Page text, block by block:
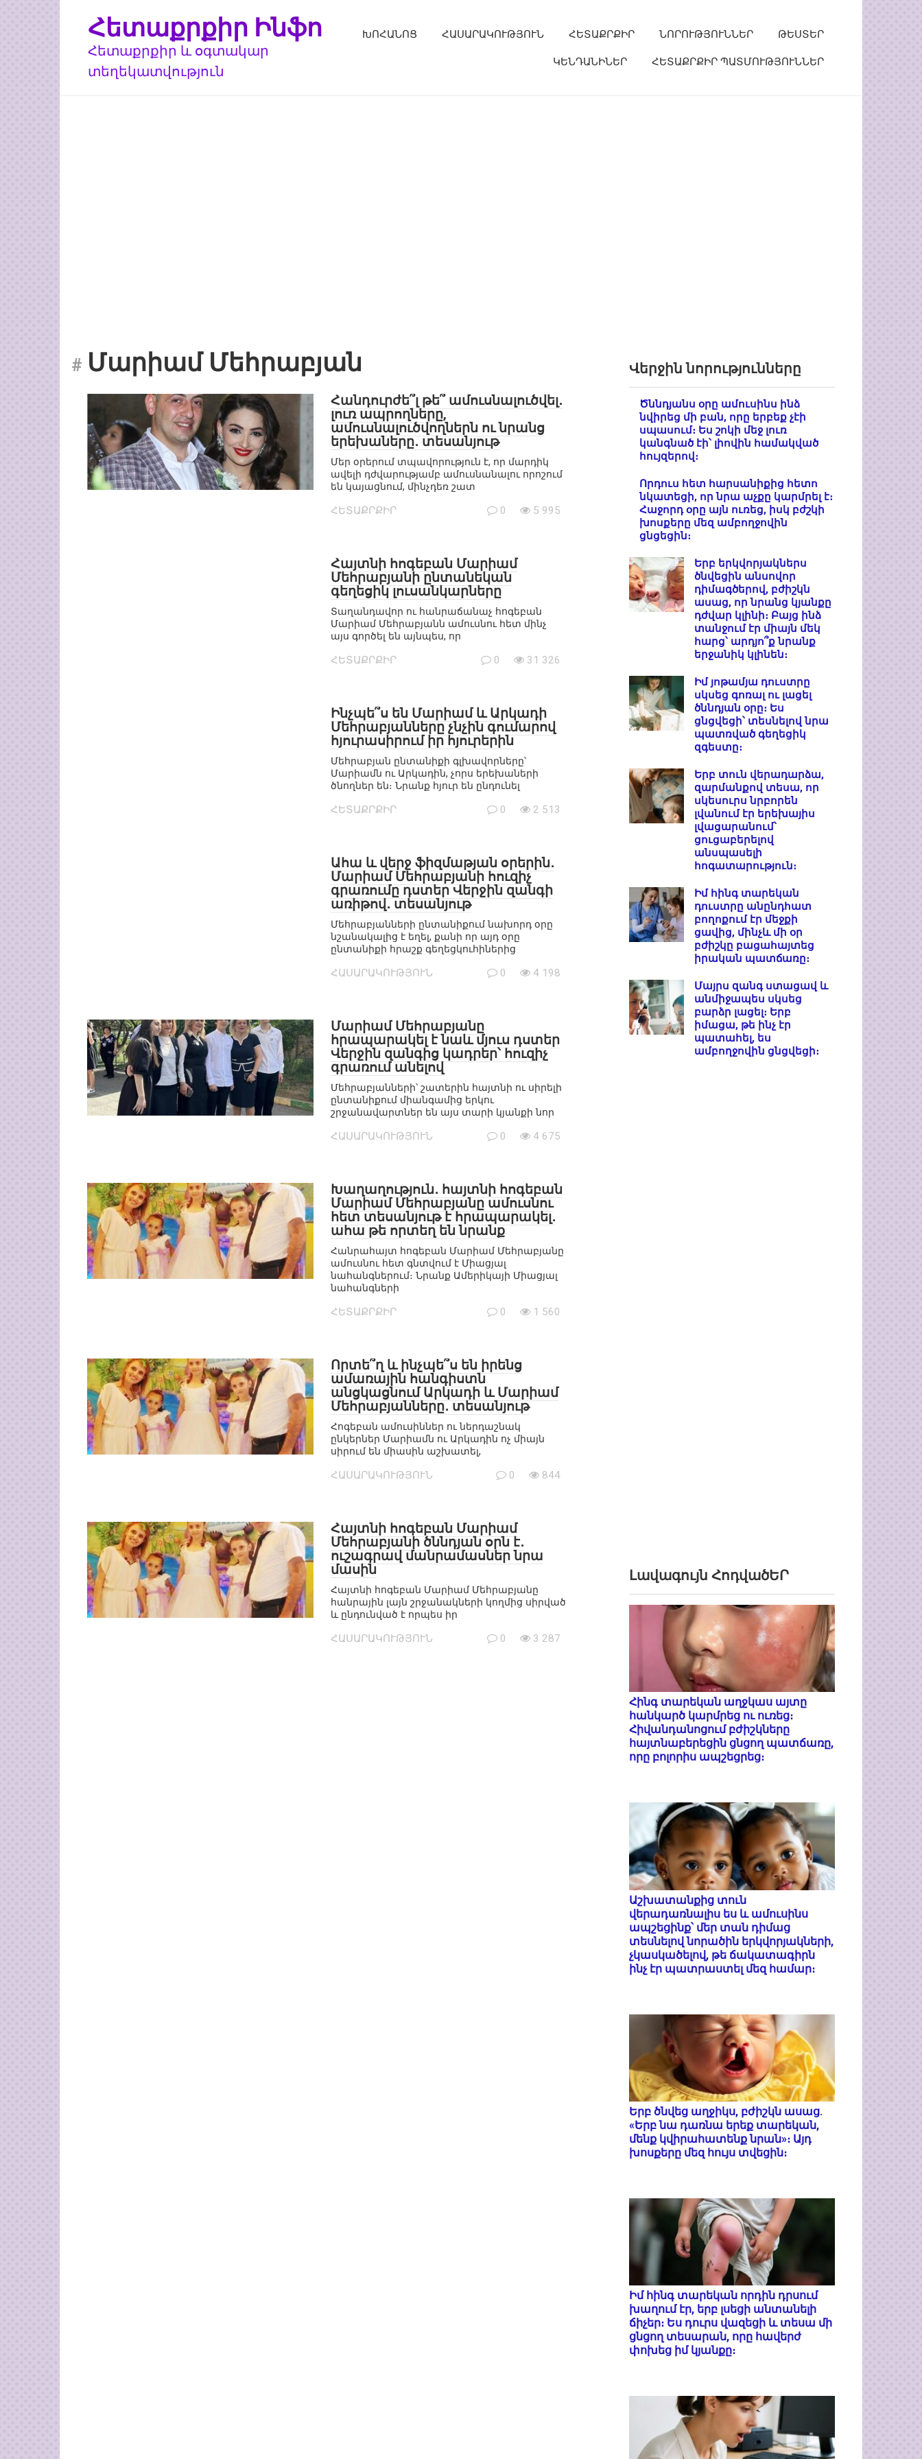
Հետաքրքիր Ինֆո
Հետաքրքիր և օգտակար
տեղեկատվություն
ԽՈՀԱՆՈՑ ՀԱՍԱՐԱԿՈՒԹՅՈՒՆ ՀԵՏԱՔՐՔԻՐ ՆՈՐՈՒԹՅՈՒՆՆԵՐ ԹԵՍՏԵՐ
ԿԵՆԴԱՆԻՆԵՐ ՀԵՏԱՔՐՔԻՐ ՊԱՏՄՈՒԹՅՈՒՆՆԵՐ
Մարիամ Մեհրաբյան
Հանդուրժե՞լ թե՞ ամուսնալուծվել․
լուռ ապրողները,
ամուսնալուծվողներն ու նրանց
երեխաները․ տեսանյութ
Մեր օրերում տպավորություն է, որ մարդիկ
ավելի դժվարությամբ ամուսնանալու որոշում
են կայացնում, մինչդեռ շատ
ՀԵՏԱՔՐՔԻՐ 0 5 995
Հայտնի հոգեբան Մարիամ
Մեհրաբյանի ընտանեկան
գեղեցիկ լուսանկարները
Տաղանդավոր ու հանրաճանաչ հոգեբան
Մարիամ Մեհրաբյանն ամուսնու հետ մինչ
այս գործել են այնպես, որ
ՀԵՏԱՔՐՔԻՐ 0 31 326
Ինչպե՞ս են Մարիամ և Արկադի
Մեհրաբյանները չնչին գումարով
հյուրասիրում իր հյուրերին
Մեհրաբյան ընտանիքի գլխավորները՝
Մարիամն ու Արկադին, չորս երեխաների
ծնողներ են։ Նրանք հյուր են ընդունել
ՀԵՏԱՔՐՔԻՐ 0 2 513
Ահա և վերջ ֆիզմաթյան օրերին․
Մարիամ Մեհրաբյանի հուզիչ
գրառումը դստեր Վերջին զանգի
առիթով․ տեսանյութ
Մեհրաբյանների ընտանիքում նախորդ օրը
նշանակալից է եղել, քանի որ այդ օրը
ընտանիքի հրաշք գեղեցկուհիներից
ՀԱՍԱՐԱԿՈՒԹՅՈՒՆ 0 4 198
Մարիամ Մեհրաբյանը
հրապարակել է նաև մյուս դստեր
Վերջին զանգից կադրեր՝ հուզիչ
գրառում անելով
Մեհրաբյանների՝ շատերին հայտնի ու սիրելի
ընտանիքում միանգամից երկու
շրջանավարտներ են այս տարի կյանքի նոր
ՀԱՍԱՐԱԿՈՒԹՅՈՒՆ 0 4 675
Խաղաղություն․ հայտնի հոգեբան
Մարիամ Մեհրաբյանը ամուսնու
հետ տեսանյութ է հրապարակել․
ահա թե որտեղ են նրանք
Հանրահայտ հոգեբան Մարիամ Մեհրաբյանը
ամուսնու հետ գնտվում է Միացյալ
նահանգներում։ Նրանք Ամերիկայի Միացյալ
նահանգների
ՀԵՏԱՔՐՔԻՐ 0 1 560
Որտե՞ղ և ինչպե՞ս են իրենց
ամառային հանգիստն
անցկացնում Արկադի և Մարիամ
Մեհրաբյանները․ տեսանյութ
Հոգեբան ամուսիններ ու ներդաշնակ
ընկերներ Մարիամն ու Արկադին ոչ միայն
սիրում են միասին աշխատել,
ՀԱՍԱՐԱԿՈՒԹՅՈՒՆ 0 844
Հայտնի հոգեբան Մարիամ
Մեհրաբյանի ծննդյան օրն է․
ուշագրավ մանրամասներ նրա
մասին
Հայտնի հոգեբան Մարիամ Մեհրաբյանը
հանրային լայն շրջանակների կողմից սիրված
և ընդունված է որպես իր
ՀԱՍԱՐԱԿՈՒԹՅՈՒՆ 0 3 287
Վերջին նորությունները
Ծննդյանս օրը ամուսինս ինձ
նվիրեց մի բան, որը երբեք չէի
սպասում։ Ես շոկի մեջ լուռ
կանգնած էի՝ լիովին համակված
հույզերով։
Որդուս հետ հարսանիքից հետո
նկատեցի, որ նրա աչքը կարմրել է։
Հաջորդ օրը այն ուռեց, իսկ բժշկի
խոսքերը մեզ ամբողջովին
ցնցեցին։
Երբ երկվորյակներս
ծնվեցին անսովոր
դիմագծերով, բժիշկն
ասաց, որ նրանց կյանքը
դժվար կլինի։ Բայց ինձ
տանջում էր միայն մեկ
հարց՝ արդյո՞ք նրանք
երջանիկ կլինեն։
Իմ յոթամյա դուստրը
սկսեց գոռալ ու լացել
ծննդյան օրը։ Ես
ցնցվեցի՝ տեսնելով նրա
պատռված գեղեցիկ
զգեստը։
Երբ տուն վերադարձա,
զարմանքով տեսա, որ
սկեսուրս նրբորեն
լվանում էր երեխայիս
լվացարանում՝
ցուցաբերելով
անսպասելի
հոգատարություն։
Իմ հինգ տարեկան
դուստրը անընդհատ
բողոքում էր մեջքի
ցավից, մինչև մի օր
բժիշկը բացահայտեց
իրական պատճառը։
Մայրս զանգ ստացավ և
անմիջապես սկսեց
բարձր լացել։ Երբ
իմացա, թե ինչ էր
պատահել, ես
ամբողջովին ցնցվեցի։
Լավագույն ՀոդվածԵՐ
Հինգ տարեկան աղջկաս այտը
հանկարծ կարմրեց ու ուռեց։
Հիվանդանոցում բժիշկները
հայտնաբերեցին ցնցող պատճառը,
որը բոլորիս ապշեցրեց։
Աշխատանքից տուն
վերադառնալիս ես և ամուսինս
ապշեցինք՝ մեր տան դիմաց
տեսնելով նորածին երկվորյակների,
չկասկածելով, թե ճակատագիրն
ինչ էր պատրաստել մեզ համար։
Երբ ծնվեց աղջիկս, բժիշկն ասաց.
«Երբ նա դառնա երեք տարեկան,
մենք կվիրահատենք նրան»։ Այդ
խոսքերը մեզ հույս տվեցին։
Իմ հինգ տարեկան որդին դրսում
խաղում էր, երբ լսեցի անտանելի
ճիչեր։ Ես դուրս վազեցի և տեսա մի
ցնցող տեսարան, որը հավերժ
փոխեց իմ կյանքը։